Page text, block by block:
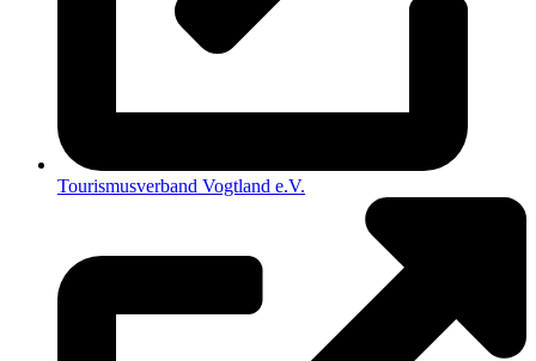
Tourismusverband Vogtland e.V.